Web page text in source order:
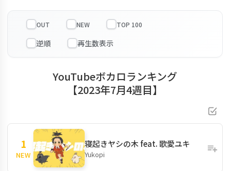
OUT NEW TOP 100
YouTubeボカロランキング
【2023年7月4週目】
1
NEW
寝起きヤシの木 feat. 歌愛ユキ
Yukopi